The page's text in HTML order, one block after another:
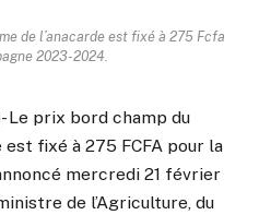
de l’anacarde est fixé à 275 Fcfa
2023-2024.
Le prix bord champ du
est fixé à 275 FCFA pour la
mercredi 21 février
de l’Agriculture, du